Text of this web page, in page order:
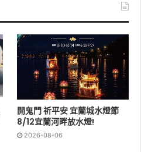
開鬼門 祈平安 宜蘭城水燈節
8/12宜蘭河畔放水燈!
2026-08-06